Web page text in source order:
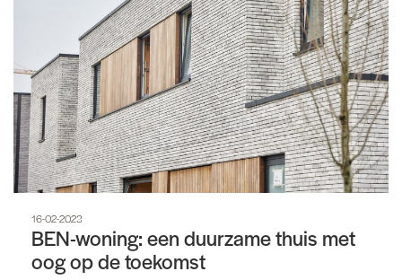
16-02-2023
BEN-woning: een duurzame thuis met
oog op de toekomst